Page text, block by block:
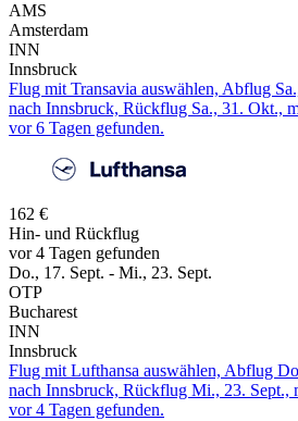
AMS
Amsterdam
INN
Innsbruck
Flug mit Transavia auswählen, Abflug
nach Innsbruck, Rückflug Sa., 31. Okt.,
vor 6 Tagen gefunden.
162 €
Hin- und Rückflug
vor 4 Tagen gefunden
Do., 17. Sept. - Mi., 23. Sept.
OTP
Bucharest
INN
Innsbruck
Flug mit Lufthansa auswählen, Abflug
nach Innsbruck, Rückflug Mi., 23. Sept.,
vor 4 Tagen gefunden.